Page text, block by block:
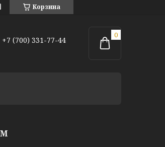
Корзина
+7 (700) 331-77-44